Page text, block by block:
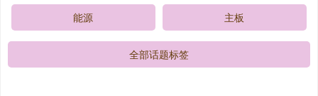
能源 主板
全部话题标签